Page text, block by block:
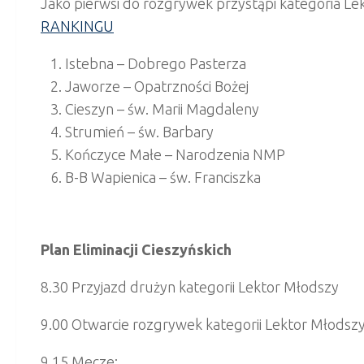
Jako pierwsi do rozgrywek przystąpi kategoria
RANKINGU
Istebna – Dobrego Pasterza
Jaworze – Opatrzności Bożej
Cieszyn – św. Marii Magdaleny
Strumień – św. Barbary
Kończyce Małe – Narodzenia NMP
B-B Wapienica – św. Franciszka
Plan Eliminacji Cieszyńskich
8.30 Przyjazd drużyn kategorii Lektor Młodszy
9.00 Otwarcie rozgrywek kategorii Lektor Młodszy